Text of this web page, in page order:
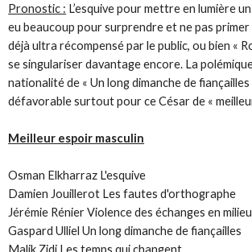
Pronostic : L’esquive pour mettre en lumière un
eu beaucoup pour surprendre et ne pas primer
déjà ultra récompensé par le public, ou bien «
se singulariser davantage encore. La
nationalité de « Un long dimanche de
défavorable surtout pour ce César de «
Meilleur espoir masculin
Osman Elkharraz L'esquive
Damien Jouillerot Les fautes d'orthographe
Jérémie Rénier Violence des échanges en
Gaspard Ulliel Un long dimanche de fiançailles
Malik Zidi Les temps qui changent